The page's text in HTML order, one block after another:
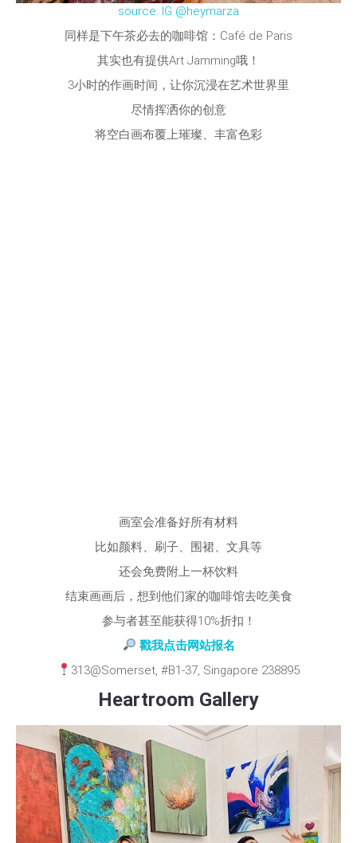
source: IG @heymarza
同样是下午茶必去的咖啡馆：Café de Paris
其实也有提供Art Jamming哦！
3小时的作画时间，让你沉浸在艺术世界里
尽情挥洒你的创意
将空白画布覆上璀璨、丰富色彩
画室会准备好所有材料
比如颜料、刷子、围裙、文具等
还会免费附上一杯饮料
结束画画后，想到他们家的咖啡馆去吃美食
参与者甚至能获得10%折扣！
戳我点击网站报名
313@Somerset, #B1-37, Singapore 238895
Heartroom Gallery